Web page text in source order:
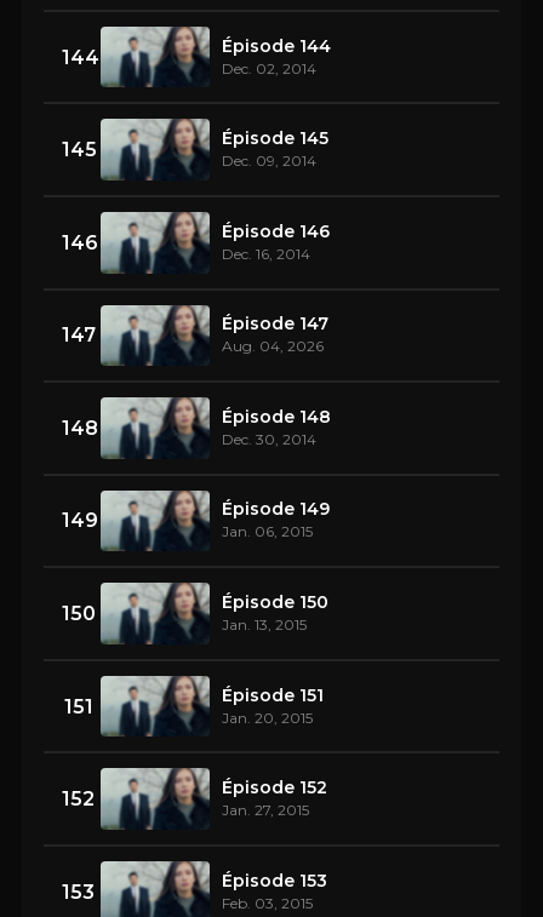
144 Épisode 144
Dec. 02, 2014
145 Épisode 145
Dec. 09, 2014
146 Épisode 146
Dec. 16, 2014
147 Épisode 147
Aug. 04, 2026
148 Épisode 148
Dec. 30, 2014
149 Épisode 149
Jan. 06, 2015
150 Épisode 150
Jan. 13, 2015
151 Épisode 151
Jan. 20, 2015
152 Épisode 152
Jan. 27, 2015
153 Épisode 153
Feb. 03, 2015